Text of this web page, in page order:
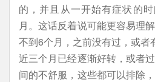
的，并且从一开始有症状的
月。这话反着说可能更容易理
不到6个月，之前没有过，或者
近三个月已经逐渐好转，或者
间的不舒服，这些都可以排除